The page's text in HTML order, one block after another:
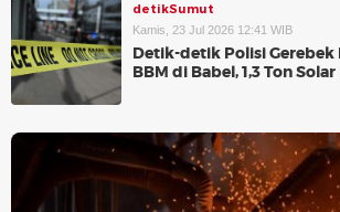
detikSumut
Kamis, 23 Jul 2026 12:41 WIB
Detik-detik Polisi
BBM di Babel, 1,3 Ton